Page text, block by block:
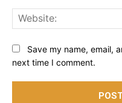
Save my name, email,
next time I comment.